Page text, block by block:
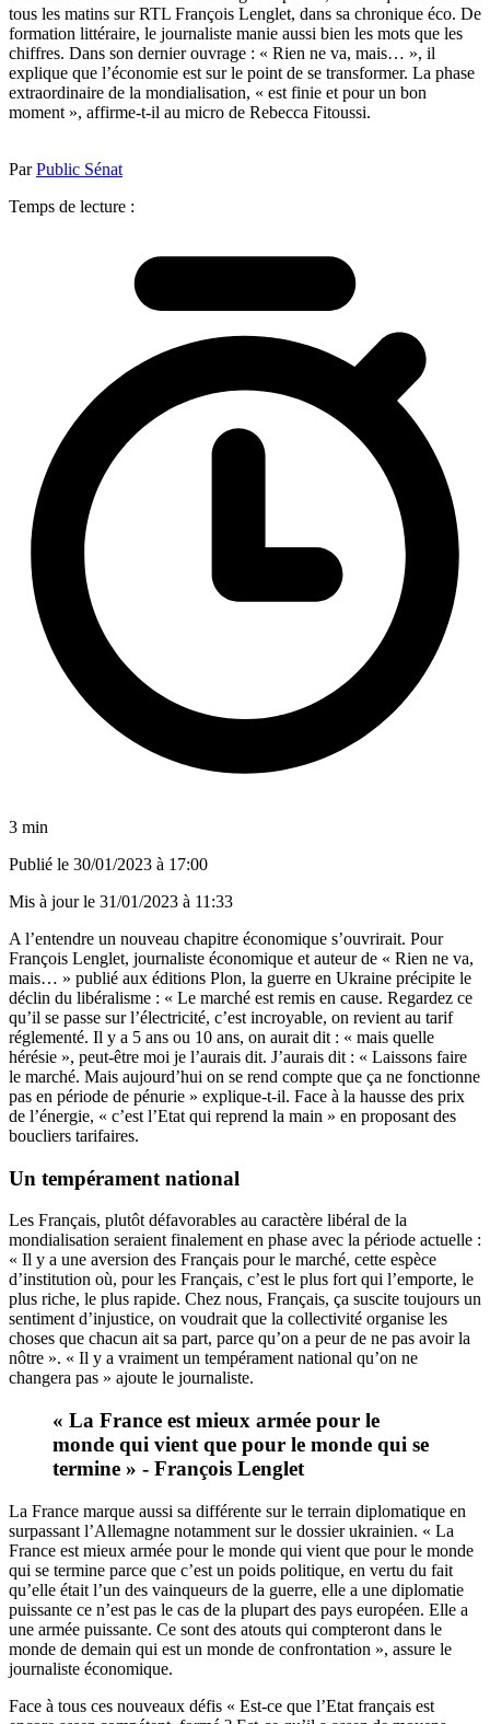
tous les matins sur RTL François Lenglet, dans sa chronique éco. De
formation littéraire, le journaliste manie aussi bien les mots que les
chiffres. Dans son dernier ouvrage : « Rien ne va, mais… », il
explique que l’économie est sur le point de se transformer. La phase
extraordinaire de la mondialisation, « est finie et pour un bon
moment », affirme-t-il au micro de Rebecca Fitoussi.
ParPublic Sénat
Temps de lecture :
3 min
Publié le 30/01/2023 à 17:00
Mis à jour le 31/01/2023 à 11:33
A l’entendre un nouveau chapitre économique s’ouvrirait. Pour
François Lenglet, journaliste économique et auteur de « Rien ne va,
mais… » publié aux éditions Plon, la guerre en Ukraine précipite le
déclin du libéralisme : « Le marché est remis en cause. Regardez ce
qu’il se passe sur l’électricité, c’est incroyable, on revient au tarif
réglementé. Il y a 5 ans ou 10 ans, on aurait dit : « mais quelle
hérésie », peut-être moi je l’aurais dit. J’aurais dit : « Laissons faire
le marché. Mais aujourd’hui on se rend compte que ça ne fonctionne
pas en période de pénurie » explique-t-il. Face à la hausse des prix
de l’énergie, « c’est l’Etat qui reprend la main » en proposant des
boucliers tarifaires.
Un tempérament national
Les Français, plutôt défavorables au caractère libéral de la
mondialisation seraient finalement en phase avec la période actuelle :
« Il y a une aversion des Français pour le marché, cette espèce
d’institution où, pour les Français, c’est le plus fort qui l’emporte, le
plus riche, le plus rapide. Chez nous, Français, ça suscite toujours un
sentiment d’injustice, on voudrait que la collectivité organise les
choses que chacun ait sa part, parce qu’on a peur de ne pas avoir la
nôtre ». « Il y a vraiment un tempérament national qu’on ne
changera pas » ajoute le journaliste.
« La France est mieux armée pour le
monde qui vient que pour le monde qui se
termine » - François Lenglet
La France marque aussi sa différente sur le terrain diplomatique en
surpassant l’Allemagne notamment surle dossier ukrainien. « La
France est mieux armée pour le monde qui vient que pour le monde
qui se termine parce que c’est un poids politique, en vertu du fait
qu’elle était l’un des vainqueurs de la guerre, elle a une diplomatie
puissante ce n’est pas le cas de la plupart des pays européen. Elle a
une armée puissante. Ce sont des atouts qui compteront dans le
monde de demain qui est un monde de confrontation », assure le
journaliste économique.
Face à tous ces nouveaux défis « Est-ce que l’Etat français est